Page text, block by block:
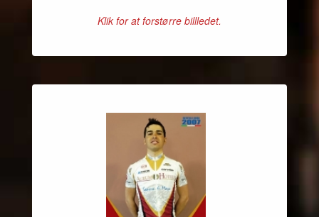
Klik for at forstørre billledet.